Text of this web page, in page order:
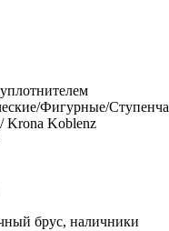
Фигурные/
Krona Koblenz
брус, наличники